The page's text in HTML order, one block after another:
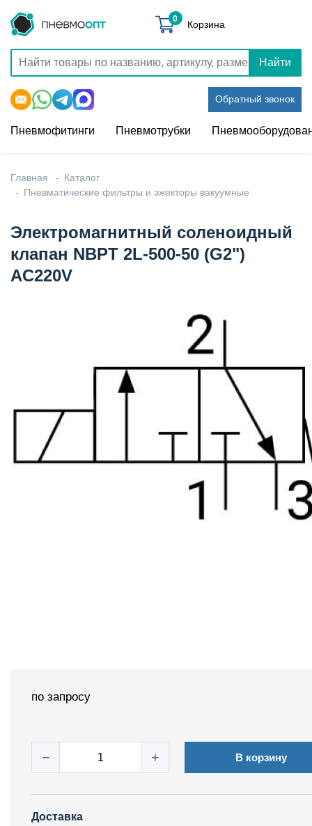
Найти
Обратный звонок
0 Корзина
Пневмофитинги Пневмотрубки
Главная
Каталог
Пневматические фильтры и эжекторы вакуумные
Электромагнитный соленоидный
клапан NBPT 2L-500-50 (G2")
AC220V
по запросу
− + В корзину
Доставка